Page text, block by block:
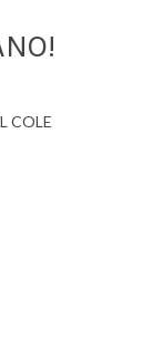
COLE